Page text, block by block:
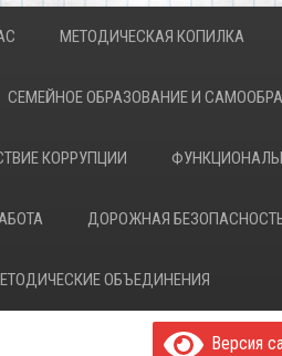
МЕТОДИЧЕСКАЯ КОПИЛКА
СЕМЕЙНОЕ ОБРАЗОВАНИЕ И
КОРРУПЦИИ
ДОРОЖНАЯ
ОБЪЕДИНЕНИЯ
Версия